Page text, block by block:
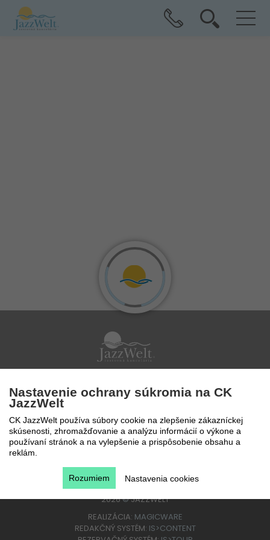
Po - Pi 9 - 17 hod
0850 777 888
2026©JAZZWELT
REALIZÁCIA: MAGICWARE
REDAKČNÝ SYSTÉM: IS>CONTENT
Nastavenie ochrany súkromia na CK
JazzWelt
CK JazzWelt používa súbory cookie na zlepšenie zákazníckej
skúsenosti, zhromažďovanie a analýzu informácií o výkone a
používaní stránok a na vylepšenie a prispôsobenie obsahu a
reklám.
Nastavenia cookies
Rozumiem